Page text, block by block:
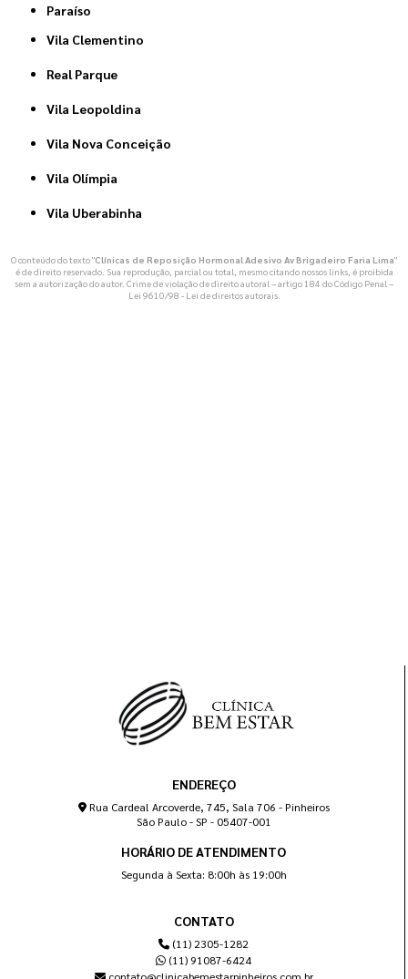
Paraíso
Vila Clementino
Real Parque
Vila Leopoldina
Vila Nova Conceição
Vila Olímpia
Vila Uberabinha
O conteúdo do texto "Clínicas de Reposição Hormonal Adesivo Av Brigadeiro Faria Lima"
é de direito reservado. Sua reprodução, parcial ou total, mesmo citando nossos links, é proibida
sem a autorização do autor. Crime de violação de direito autoral – artigo 184 do Código Penal –
Lei 9610/98 - Lei de direitos autorais.
ENDEREÇO
Rua Cardeal Arcoverde, 745, Sala 706 - Pinheiros
São Paulo - SP - 05407-001
HORÁRIO DE ATENDIMENTO
Segunda à Sexta: 8:00h às 19:00h
CONTATO
(11) 2305-1282
(11) 91087-6424